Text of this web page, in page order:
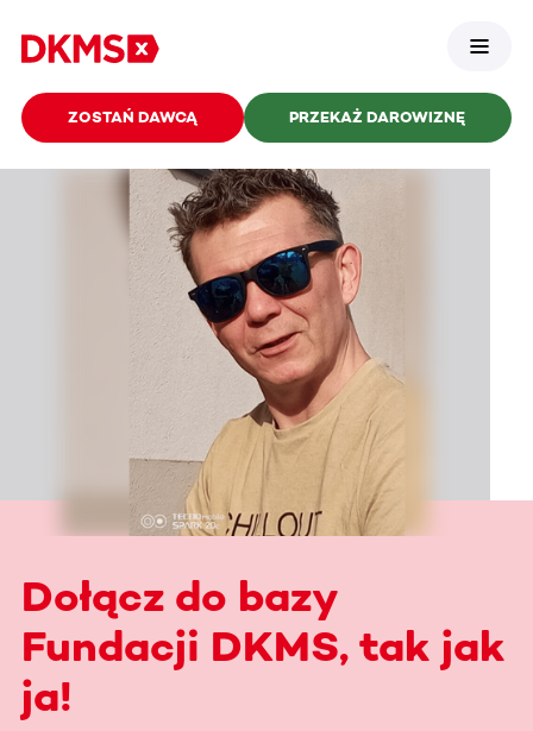
ZOSTAŃ DAWCĄ PRZEKAŻ DAROWIZNĘ
Dołącz do bazy
Fundacji DKMS, tak jak
ja!